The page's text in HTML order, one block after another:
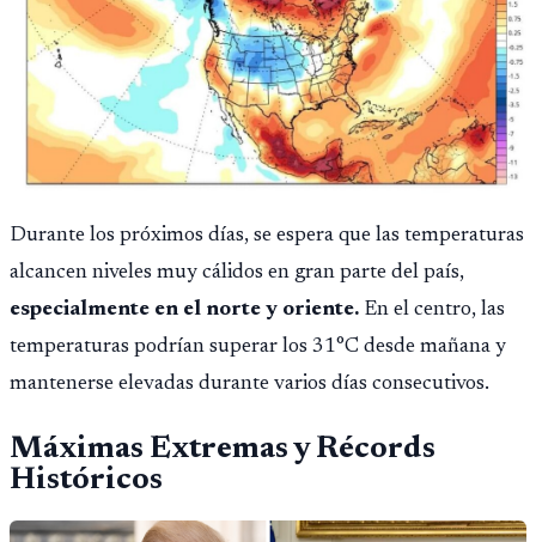
Durante los próximos días, se espera que las temperaturas
alcancen niveles muy cálidos en gran parte del país,
especialmente en el norte y oriente. En el centro, las
temperaturas podrían superar los 31°C desde mañana y
mantenerse elevadas durante varios días consecutivos.
Máximas Extremas y Récords
Históricos